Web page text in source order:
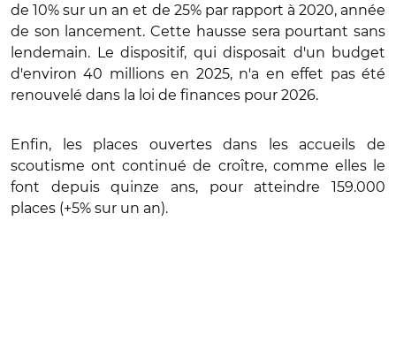
de 10% sur un an et de 25% par rapport à 2020, année
de son lancement. Cette hausse sera pourtant sans
lendemain. Le dispositif, qui disposait d'un budget
d'environ 40 millions en 2025, n'a en effet pas été
renouvelé dans la loi de finances pour 2026.
Enfin, les places ouvertes dans les accueils de
scoutisme ont continué de croître, comme elles le
font depuis quinze ans, pour atteindre 159.000
places (+5% sur un an).